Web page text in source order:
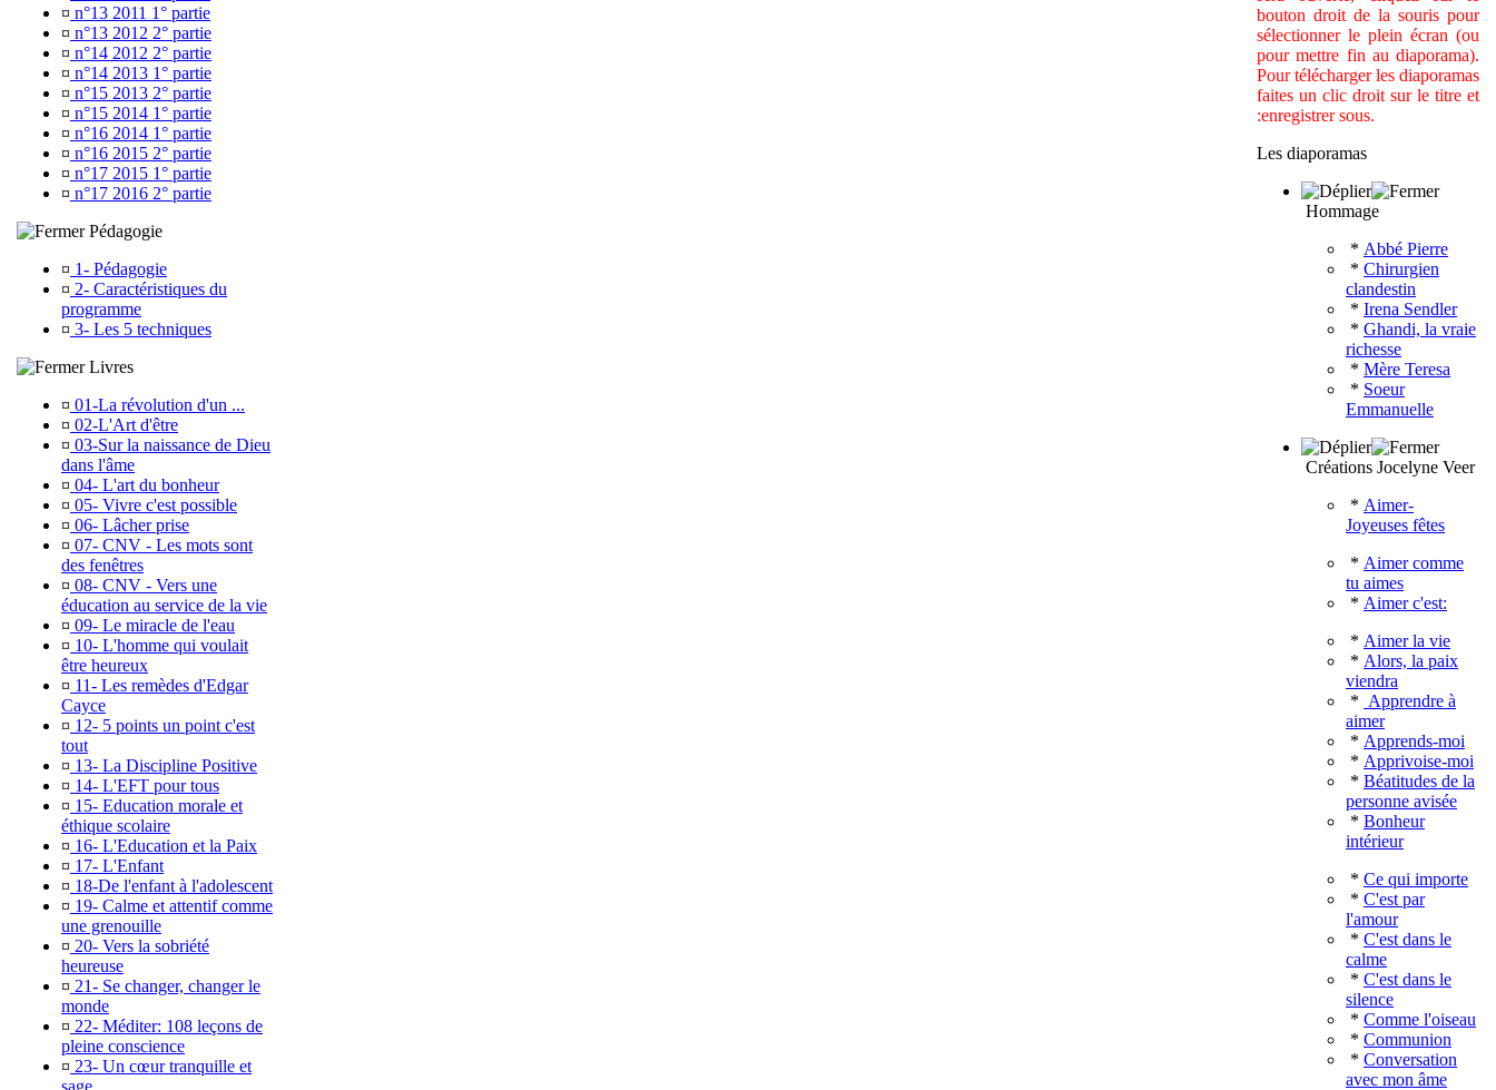
¤ n°13 2011 1° partie
¤ n°13 2012 2° partie
¤ n°14 2012 2° partie
¤ n°14 2013 1° partie
¤ n°15 2013 2° partie
¤ n°15 2014 1° partie
¤ n°16 2014 1° partie
¤ n°16 2015 2° partie
¤ n°17 2015 1° partie
¤ n°17 2016 2° partie
Pédagogie
¤ 1- Pédagogie
¤ 2- Caractéristiques du
programme
¤ 3- Les 5 techniques
Livres
¤ 01-La révolution d'un ...
¤ 02-L'Art d'être
¤ 03-Sur la naissance de Dieu
dans l'âme
¤ 04- L'art du bonheur
¤ 05- Vivre c'est possible
¤ 06- Lâcher prise
¤ 07- CNV - Les mots sont
des fenêtres
¤ 08- CNV - Vers une
éducation au service de la vie
¤ 09- Le miracle de l'eau
¤ 10- L'homme qui voulait
être heureux
¤ 11- Les remèdes d'Edgar
Cayce
¤ 12- 5 points un point c'est
tout
¤ 13- La Discipline Positive
¤ 14- L'EFT pour tous
¤ 15- Education morale et
éthique scolaire
¤ 16- L'Education et la Paix
¤ 17- L'Enfant
¤ 18-De l'enfant à l'adolescent
¤ 19- Calme et attentif comme
une grenouille
¤ 20- Vers la sobriété
heureuse
¤ 21- Se changer, changer le
monde
¤ 22- Méditer: 108 leçons de
pleine conscience
¤ 23- Un cœur tranquille et
sage
bouton droit de la souris pour
sélectionner le plein écran (ou
pour mettre fin au diaporama).
Pour télécharger les diaporamas
faites un clic droit sur le titre et
:enregistrer sous.
Les diaporamas
Hommage
* Abbé Pierre
* Chirurgien
clandestin
* Irena Sendler
* Ghandi, la vraie
richesse
* Mère Teresa
* Soeur
Emmanuelle
Créations Jocelyne Veer
* Aimer-
Joyeuses fêtes
* Aimer comme
tu aimes
* Aimer c'est:
* Aimer la vie
* Alors, la paix
viendra
* Apprendre à
aimer
* Apprends-moi
* Apprivoise-moi
* Béatitudes de la
personne avisée
* Bonheur
intérieur
* Ce qui importe
* C'est par
l'amour
* C'est dans le
calme
* C'est dans le
silence
* Comme l'oiseau
* Communion
* Conversation
avec mon âme